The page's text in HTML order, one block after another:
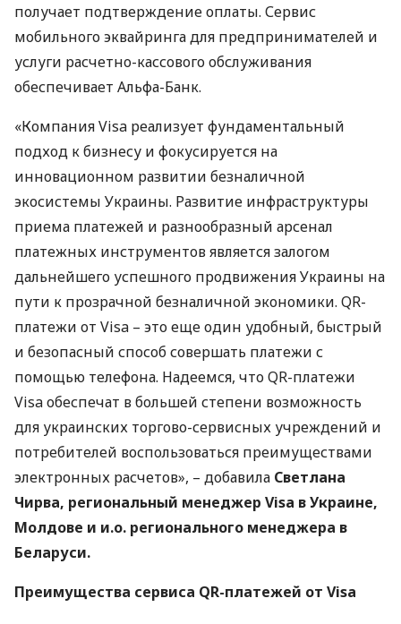
получает подтверждение оплаты. Сервис
мобильного эквайринга для предпринимателей и
услуги расчетно-кассового обслуживания
обеспечивает Альфа-Банк.
«Компания Visa реализует фундаментальный
подход к бизнесу и фокусируется на
инновационном развитии безналичной
экосистемы Украины. Развитие инфраструктуры
приема платежей и разнообразный арсенал
платежных инструментов является залогом
дальнейшего успешного продвижения Украины на
пути к прозрачной безналичной экономики. QR-
платежи от Visa – это еще один удобный, быстрый
и безопасный способ совершать платежи с
помощью телефона. Надеемся, что QR-платежи
Visa обеспечат в большей степени возможность
для украинских торгово-сервисных учреждений и
потребителей воспользоваться преимуществами
электронных расчетов», – добавила Светлана
Чирва, региональный менеджер Visa в Украине,
Молдове и и.о. регионального менеджера в
Беларуси.
Преимущества сервиса QR-платежей от Visa